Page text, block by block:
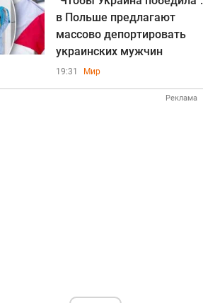
в Польше предлагают
массово депортировать
украинских мужчин
19:31 Мир
Реклама